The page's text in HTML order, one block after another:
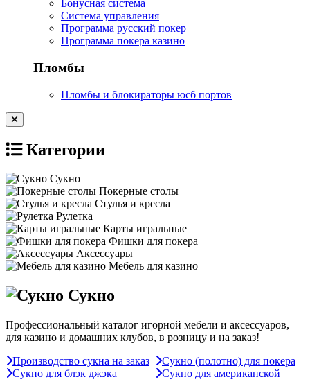
Бонусная система
Система управления
Программа русский покер
Программа покера казино
Пломбы
Пломбы и блокираторы юсб портов
Категории
Сукно
Покерные столы
Стулья и кресла
Рулетка
Карты игральные
Фишки для покера
Аксессуары
Мебель для казино
Сукно
Профессиональный каталог игорной мебели и аксессуаров,
для казино и домашних клубов, в розницу и на заказ!
Производство сукна на заказ
Сукно (полотно) для покера
Сукно для блэк джэка
Сукно для американской